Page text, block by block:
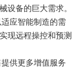
设备的巨大需求。
应智能制造的需
现远程操控和预测
供更多增值服务